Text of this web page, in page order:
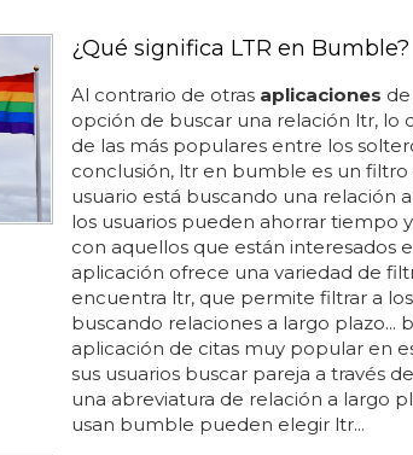
¿Qué significa LTR en Bumble?
Al contrario de otras aplicaciones
opción de buscar una relación ltr, lo
de las más populares entre los
conclusión, ltr en bumble es un
usuario está buscando una relación
los usuarios pueden ahorrar tiempo
con aquellos que están interesados
aplicación ofrece una variedad de
encuentra ltr, que permite filtrar a
buscando relaciones a largo plazo...
aplicación de citas muy popular en
sus usuarios buscar pareja a través
una abreviatura de relación a largo
usan bumble pueden elegir ltr...